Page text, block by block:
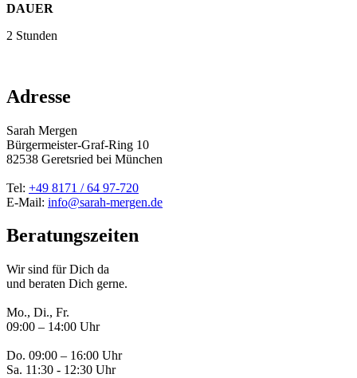
DAUER
2 Stunden
Adresse
Sarah Mergen
Bürgermeister-Graf-Ring 10
82538 Geretsried bei München
Tel: +49 8171 / 64 97-720
E-Mail: info@sarah-mergen.de
Beratungszeiten
Wir sind für Dich da
und beraten Dich gerne.
Mo., Di., Fr.
09:00 – 14:00 Uhr
Do. 09:00 – 16:00 Uhr
Sa. 11:30 - 12:30 Uhr